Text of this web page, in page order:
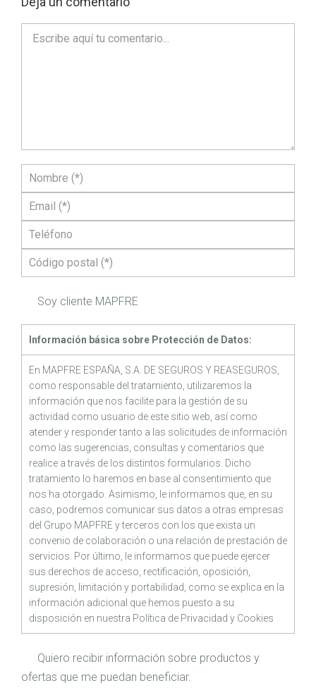
Soy cliente MAPFRE
Información básica sobre Protección de Datos:
En MAPFRE ESPAÑA, S.A. DE SEGUROS Y REASEGUROS,
como responsable del tratamiento, utilizaremos la
información que nos facilite para la gestión de su
actividad como usuario de este sitio web, así como
atender y responder tanto a las solicitudes de información
como las sugerencias, consultas y comentarios que
realice a través de los distintos formularios. Dicho
tratamiento lo haremos en base al consentimiento que
nos ha otorgado. Asimismo, le informamos que, en su
caso, podremos comunicar sus datos a otras empresas
del Grupo MAPFRE y terceros con los que exista un
convenio de colaboración o una relación de prestación de
servicios. Por último, le informamos que puede ejercer
sus derechos de acceso, rectificación, oposición,
supresión, limitación y portabilidad, como se explica en la
información adicional que hemos puesto a su
disposición en nuestra Política de Privacidad y Cookies
Quiero recibir información sobre productos y
ofertas que me puedan beneficiar.